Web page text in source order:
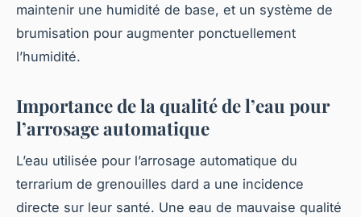
maintenir une humidité de base, et un système de
brumisation pour augmenter ponctuellement
l’humidité.
Importance de la qualité de l’eau pour
l’arrosage automatique
L’eau utilisée pour l’arrosage automatique du
terrarium de grenouilles dard a une incidence
directe sur leur santé. Une eau de mauvaise qualité